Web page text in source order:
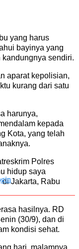
yang harus
bayinya yang
sendiri.
aparat kepolisian,
kurang dari satu
harunya,
kepada
Kota, yang telah
Polres
hidup saya
di Jakarta, Rabu
hasilnya. RD
(30/9), dan di
kondisi sehat.